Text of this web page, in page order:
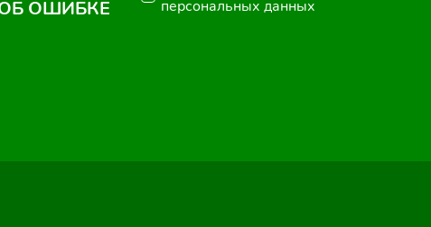
ОШИБКЕ
персональных данных